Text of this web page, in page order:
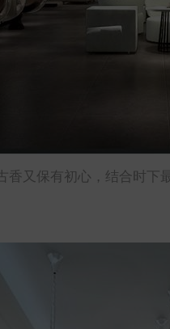
香又保有初心，结合时